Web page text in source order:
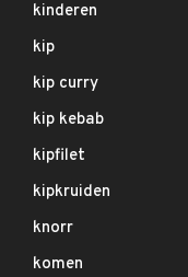
kinderen
kip
kip curry
kip kebab
kipfilet
kipkruiden
knorr
komen